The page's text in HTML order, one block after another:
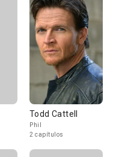
Todd Cattell
Phil
2 capítulos